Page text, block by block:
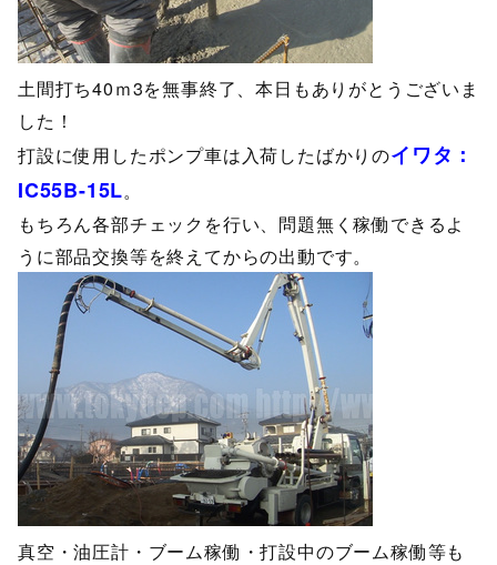
土間打ち40ｍ3を無事終了、本日もありがとうございま
した！
打設に使用したポンプ車は入荷したばかりのイワタ：
IC55B-15L。
もちろん各部チェックを行い、問題無く稼働できるよ
うに部品交換等を終えてからの出動です。
真空・油圧計・ブーム稼働・打設中のブーム稼働等も